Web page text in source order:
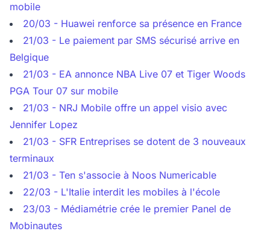
mobile
20/03 - Huawei renforce sa présence en France
21/03 - Le paiement par SMS sécurisé arrive en
Belgique
21/03 - EA annonce NBA Live 07 et Tiger Woods
PGA Tour 07 sur mobile
21/03 - NRJ Mobile offre un appel visio avec
Jennifer Lopez
21/03 - SFR Entreprises se dotent de 3 nouveaux
terminaux
21/03 - Ten s'associe à Noos Numericable
22/03 - L'Italie interdit les mobiles à l'école
23/03 - Médiamétrie crée le premier Panel de
Mobinautes